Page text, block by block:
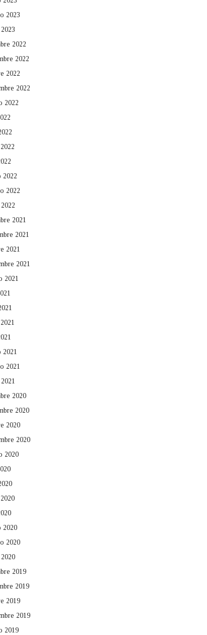
2023
2022
2022
2022
2022
2022
2022
2022
2021
2021
2021
2021
2021
2021
2021
2020
2020
2020
2020
2020
2020
2020
2019
2019
2019
2019
2019